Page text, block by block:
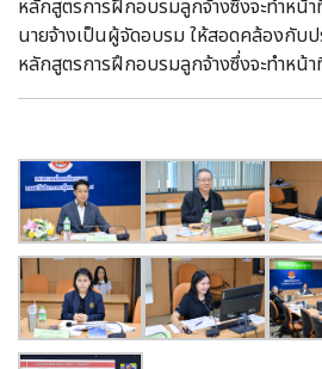
หลักสูตรการฝึกอบรมลูกจ้างซึ่งจะทำห
นายจ้างเป็นผู้จัดอบรม ให้สอดคล้องกับป
หลักสูตรการฝึกอบรมลูกจ้างซึ่งจะทำหน้